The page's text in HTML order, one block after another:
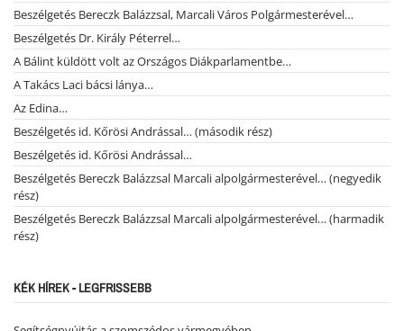
Beszélgetés Bereczk Balázzsal, Marcali Város Polgármesterével…
Beszélgetés Dr. Király Péterrel…
A Bálint küldött volt az Országos Diákparlamentbe…
A Takács Laci bácsi lánya…
Az Edina…
Beszélgetés id. Kőrösi Andrással… (második rész)
Beszélgetés id. Kőrösi Andrással…
Beszélgetés Bereczk Balázzsal Marcali alpolgármesterével… (negyedik
rész)
Beszélgetés Bereczk Balázzsal Marcali alpolgármesterével… (harmadik
rész)
KÉK HÍREK - LEGFRISSEBB